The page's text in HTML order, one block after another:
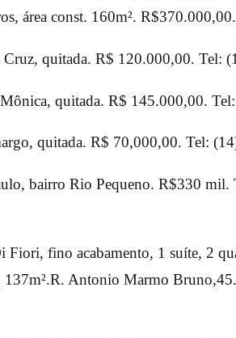
área const. 160m².
Cruz, quitada. R$ 120.000,00. Tel:
quitada. R$ 145.000,00.
quitada. R$ 70,000,00. Tel:
bairro Rio Pequeno. R$330
Fiori, fino acabamento, 1 suíte, 2
137m².R. Antonio Marmo